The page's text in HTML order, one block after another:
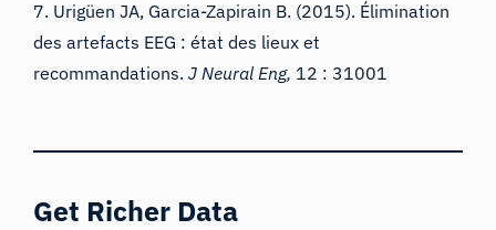
7. Urigüen JA, Garcia-Zapirain B. (2015). Élimination
des artefacts EEG : état des lieux et
recommandations.J Neural Eng, 12 : 31001
Get Richer Data